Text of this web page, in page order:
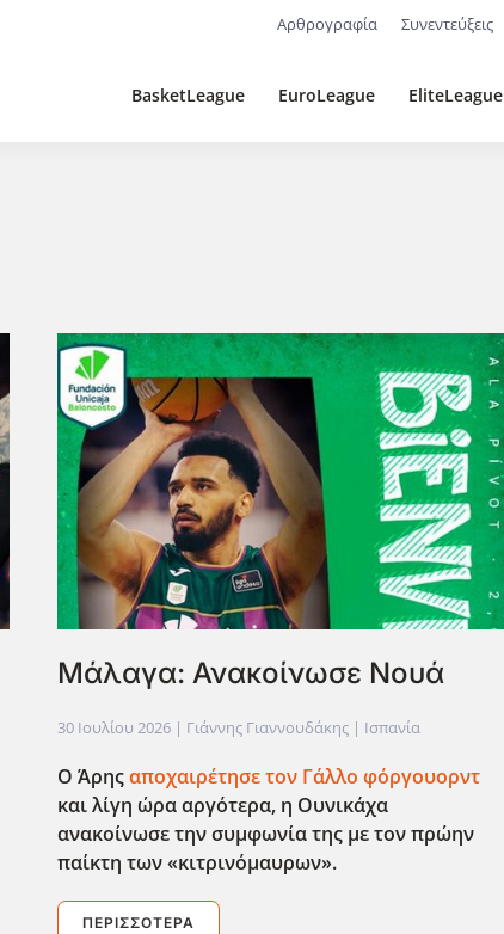
Αρθρογραφία Συνεντεύξεις
BasketLeague EuroLeague EliteLeague
Μάλαγα: Ανακοίνωσε Νουά
30 Ιουλίου 2026 | Γιάννης Γιαννουδάκης | Ισπανία
Ο Άρηςαποχαιρέτησε τον Γάλλο φόργουορντ
και λίγη ώρα αργότερα, η Ουνικάχα
ανακοίνωσε την συμφωνία της με τον πρώην
παίκτη των «κιτρινόμαυρων».
ΠΕΡΙΣΣΌΤΕΡΑ